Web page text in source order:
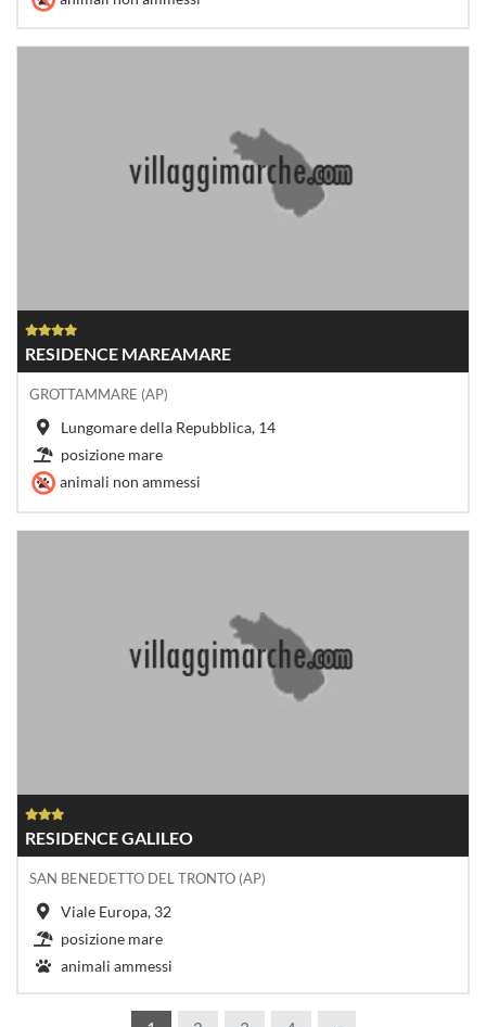
RESIDENCE MAREAMARE
GROTTAMMARE (AP)
Lungomare della Repubblica, 14
posizione mare
animali non ammessi
RESIDENCE GALILEO
SAN BENEDETTO DEL TRONTO (AP)
Viale Europa, 32
posizione mare
animali ammessi